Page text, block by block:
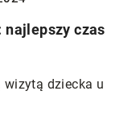
czas
wizytą dziecka u